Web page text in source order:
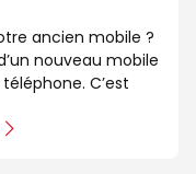
ancien mobile ?
nouveau mobile
C’est